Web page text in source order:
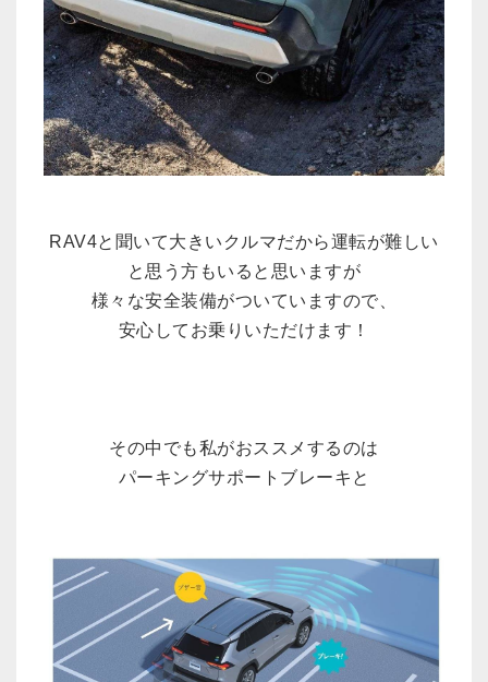
RAV4と聞いて大きいクルマだから運転が難しい
と思う方もいると思いますが
様々な安全装備がついていますので、
安心してお乗りいただけます！
その中でも私がおススメするのは
パーキングサポートブレーキと